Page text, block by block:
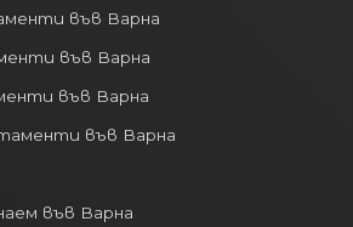
да бъдете част от най-
икономическа среда в
Свързаност и
с най-развитата
във Варна
във Варна
във Варна
във Варна
във Варна